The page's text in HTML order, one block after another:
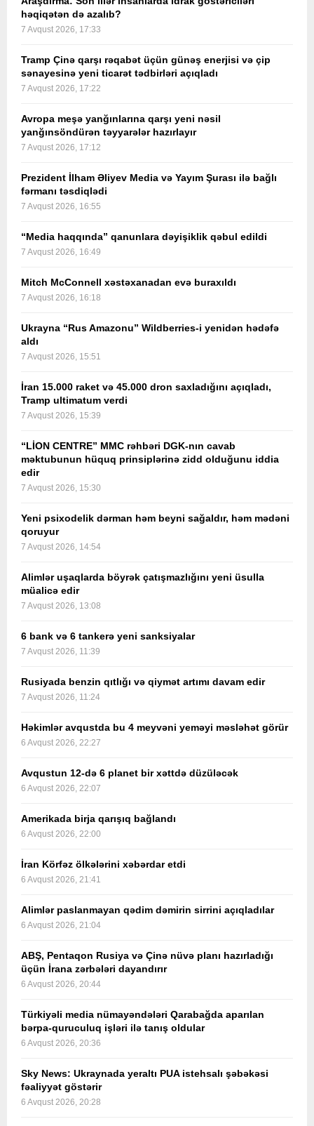
həqiqətən də azalıb?
7 Avqust 2026, 17:33
Tramp Çinə qarşı rəqabət üçün günəş enerjisi və çip
sənayesinə yeni ticarət tədbirləri açıqladı
7 Avqust 2026, 17:22
Avropa meşə yanğınlarına qarşı yeni nəsil
yanğınsöndürən təyyarələr hazırlayır
7 Avqust 2026, 17:12
Prezident İlham Əliyev Media və Yayım Şurası ilə bağlı
fərmanı təsdiqlədi
7 Avqust 2026, 16:55
“Media haqqında” qanunlara dəyişiklik qəbul edildi
7 Avqust 2026, 16:49
Mitch McConnell xəstəxanadan evə buraxıldı
7 Avqust 2026, 16:18
Ukrayna “Rus Amazonu” Wildberries-i yenidən hədəfə
aldı
7 Avqust 2026, 15:51
İran 15.000 raket və 45.000 dron saxladığını açıqladı,
Tramp ultimatum verdi
7 Avqust 2026, 15:39
“LİON CENTRE” MMC rəhbəri DGK-nın cavab
məktubunun hüquq prinsiplərinə zidd olduğunu iddia
edir
7 Avqust 2026, 15:30
Yeni psixodelik dərman həm beyni sağaldır, həm mədəni
qoruyur
7 Avqust 2026, 14:54
Alimlər uşaqlarda böyrək çatışmazlığını yeni üsulla
müalicə edir
7 Avqust 2026, 13:08
6 bank və 6 tankerə yeni sanksiyalar
7 Avqust 2026, 11:39
Rusiyada benzin qıtlığı və qiymət artımı davam edir
7 Avqust 2026, 11:24
Həkimlər avqustda bu 4 meyvəni yeməyi məsləhət görür
6 Avqust 2026, 22:27
Avqustun 12-də 6 planet bir xəttdə düzüləcək
6 Avqust 2026, 22:07
Amerikada birja qarışıq bağlandı
6 Avqust 2026, 22:00
İran Körfəz ölkələrini xəbərdar etdi
6 Avqust 2026, 21:41
Alimlər paslanmayan qədim dəmirin sirrini açıqladılar
6 Avqust 2026, 21:04
ABŞ, Pentaqon Rusiya və Çinə nüvə planı hazırladığı
üçün İrana zərbələri dayandırır
6 Avqust 2026, 20:44
Türkiyəli media nümayəndələri Qarabağda aparılan
bərpa-quruculuq işləri ilə tanış oldular
6 Avqust 2026, 20:36
Sky News: Ukraynada yeraltı PUA istehsalı şəbəkəsi
fəaliyyət göstərir
6 Avqust 2026, 20:28